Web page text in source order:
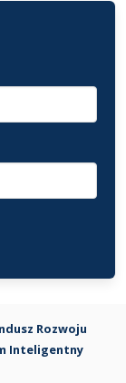
Rozwoju
Inteligentny